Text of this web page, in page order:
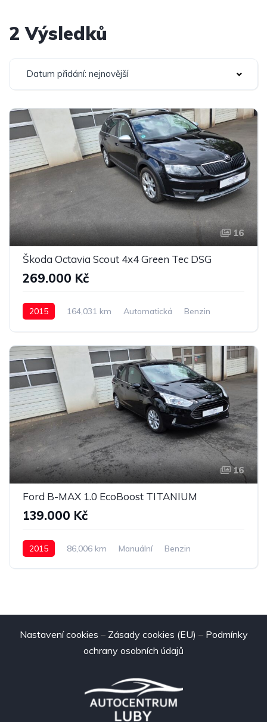
2 Výsledků
Datum přidání: nejnovější
16
Škoda Octavia Scout 4x4 Green Tec DSG
269.000 Kč
2015 164,031 km Automatická
Benzin
16
Ford B-MAX 1.0 EcoBoost TITANIUM
139.000 Kč
2015 86,006 km Manuální Benzin
Nastavení cookies – Zásady cookies (EU) – Podmínky
ochrany osobních údajů